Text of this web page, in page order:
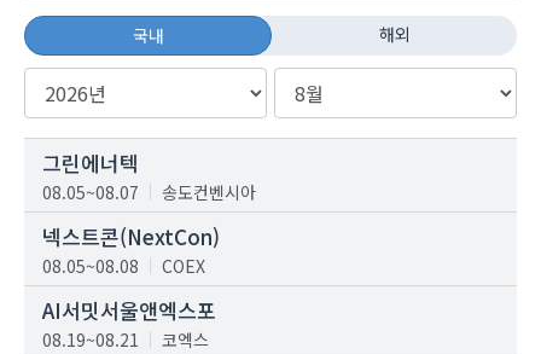
국내 해외
그린에너텍
08.05~08.07 송도컨벤시아
넥스트콘(NextCon)
08.05~08.08 COEX
AI서밋서울앤엑스포
08.19~08.21 코엑스